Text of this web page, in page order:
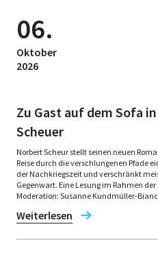
06.
Oktober
2026
Zu Gast auf dem Sofa
Scheuer
Norbert Scheur stellt seinen neuen
Reise durch die verschlungenen Pfade
der Nachkriegszeit und verschränkt
Gegenwart. Eine Lesung im Rahmen
Moderation: Susanne Kundmüller-
Weiterlesen